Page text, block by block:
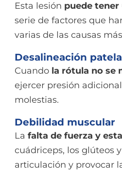
Esta lesión puede
serie de factores que
varias de las causas
Desalineación
Cuando la rótula no se
ejercer presión
molestias.
Debilidad muscular
La falta de fuerza y
cuádriceps, los glúteos
articulación y provocar